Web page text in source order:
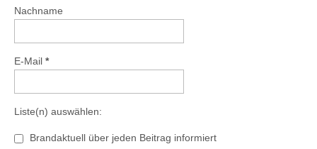
Nachname
E-Mail *
Liste(n) auswählen:
Brandaktuell über jeden Beitrag informiert